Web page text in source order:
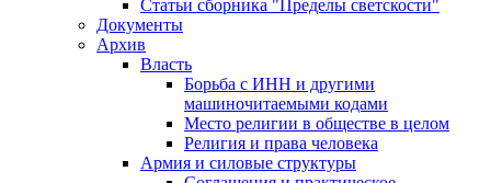
Статьи сборника "Пределы светскости"
Документы
Архив
Власть
Борьба с ИНН и другими
машиночитаемыми кодами
Место религии в обществе в целом
Религия и права человека
Армия и силовые структуры